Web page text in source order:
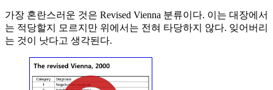
가장 혼란스러운 것은 Revised Vienna 분류이다. 이는 대장에서
는 적당할지 모르지만 위에서는 전혀 타당하지 않다. 잊어버리
는 것이 낫다고 생각된다.